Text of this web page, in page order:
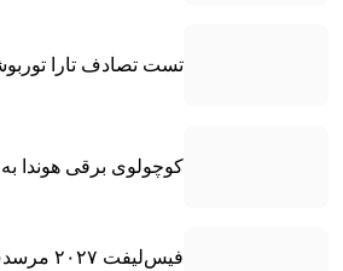
تست تصادف تارا
کوچولوی برقی هوندا به